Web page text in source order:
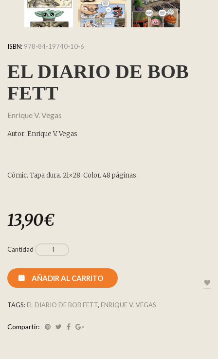
ISBN: 978-84-19740-10-6
EL DIARIO DE BOB
FETT
Enrique V. Vegas
Autor: Enrique V. Vegas
Cómic. Tapa dura. 21×28. Color. 48 páginas.
13,90€
Cantidad
AÑADIR AL CARRITO
TAGS: EL DIARIO DE BOB FETT, ENRIQUE V. VEGAS
Compartir: